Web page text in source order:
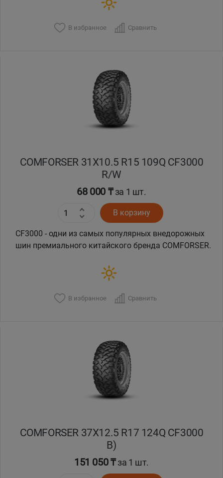
В избранное Сравнить
COMFORSER 31X10.5 R15 109Q CF3000
R/W
68 000 ₸за 1 шт.
В корзину
CF3000 - одни из самых популярных внедорожных
шин премиального китайского бренда COMFORSER.
В избранное Сравнить
COMFORSER 37X12.5 R17 124Q CF3000
B)
151 050 ₸за 1 шт.